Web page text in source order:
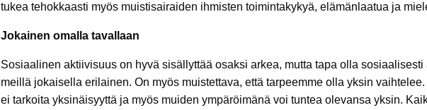
tukea tehokkaasti myös muistisairaiden ihmisten toimintakykyä, elämänlaatua ja
Jokainen omalla tavallaan
Sosiaalinen aktiivisuus on hyvä sisällyttää osaksi arkea, mutta tapa olla
meillä jokaisella erilainen. On myös muistettava, että tarpeemme olla yksin
ei tarkoita yksinäisyyttä ja myös muiden ympäröimänä voi tuntea olevansa yksin.